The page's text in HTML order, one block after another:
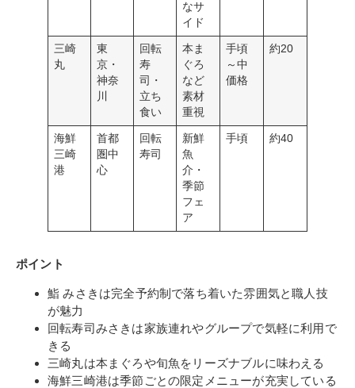
なサ
イド
三崎
丸
東
京・
神奈
川
回転
寿
司・
立ち
食い
本ま
ぐろ
など
素材
重視
手頃
～中
価格
約20
海鮮
三崎
港
首都
圏中
心
回転
寿司
新鮮
魚
介・
季節
フェ
ア
手頃 約40
ポイント
鮨 みさきは完全予約制で落ち着いた雰囲気と職人技
が魅力
回転寿司みさきは家族連れやグループで気軽に利用で
きる
三崎丸は本まぐろや旬魚をリーズナブルに味わえる
海鮮三崎港は季節ごとの限定メニューが充実している